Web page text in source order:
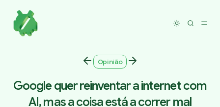
Toggle
Opinião
Google quer reinventar a internet com
AI, mas a coisa está a correr mal